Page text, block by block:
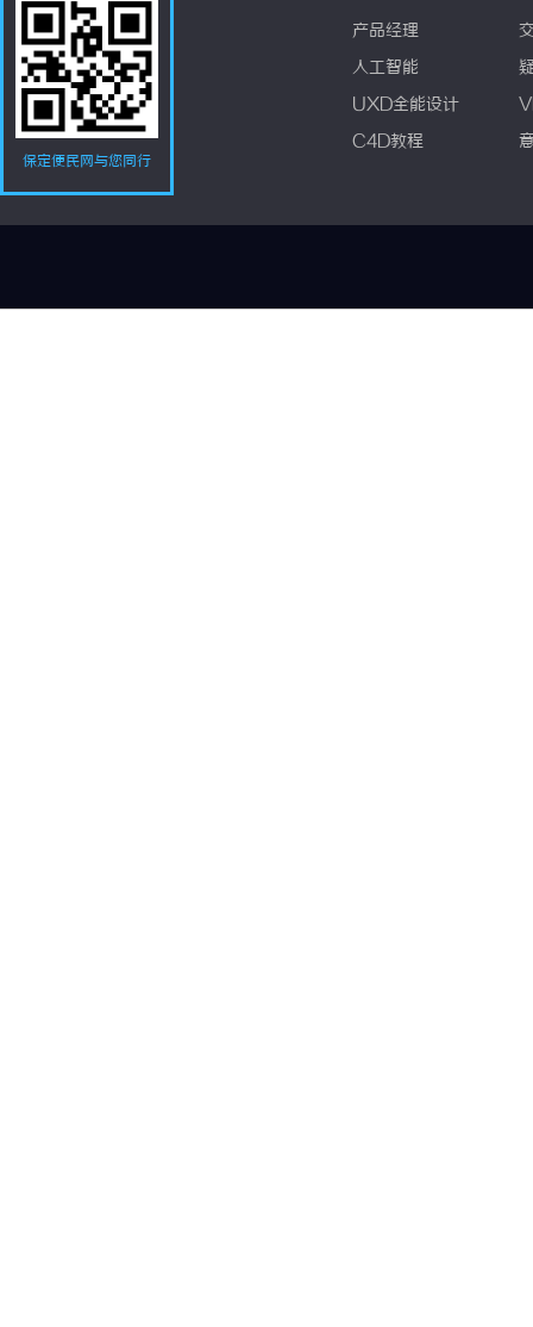
保定便民网与您同行
产品经理
人工智能
UXD全能设计
C4D教程